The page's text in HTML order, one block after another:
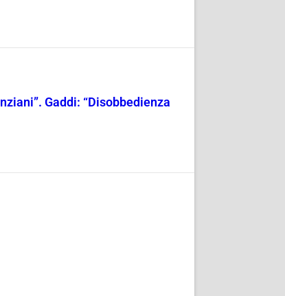
Gaddi: “Disobbedienza